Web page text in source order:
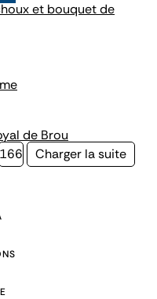
et bouquet de
de Brou
Page
166
Page
Charger la suite